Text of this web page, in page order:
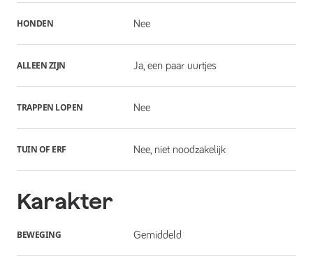
HONDEN Nee
ALLEEN ZIJN Ja, een paar uurtjes
TRAPPEN LOPEN Nee
TUIN OF ERF Nee, niet noodzakelijk
Karakter
BEWEGING Gemiddeld